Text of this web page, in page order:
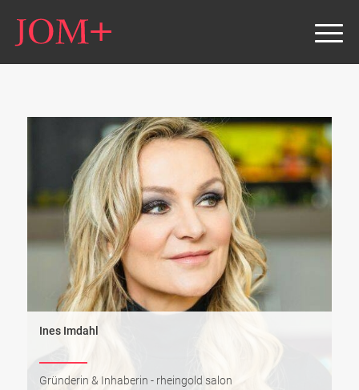
Ines Imdahl
Gründerin & Inhaberin - rheingold salon